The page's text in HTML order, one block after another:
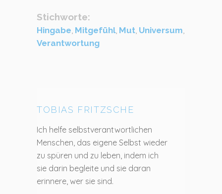
Stichworte:
Hingabe, Mitgefühl, Mut, Universum,
Verantwortung
TOBIAS FRITZSCHE
Ich helfe selbstverantwortlichen
Menschen, das eigene Selbst wieder
zu spüren und zu leben, indem ich
sie darin begleite und sie daran
erinnere, wer sie sind.